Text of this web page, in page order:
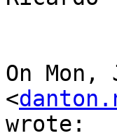
On
<
wrote: